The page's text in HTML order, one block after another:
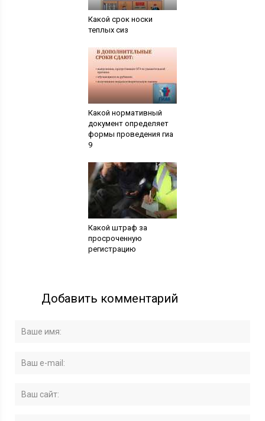
Какой срок носки
теплых сиз
Какой нормативный
документ определяет
формы проведения гиа
9
Какой штраф за
просроченную
регистрацию
Добавить комментарий